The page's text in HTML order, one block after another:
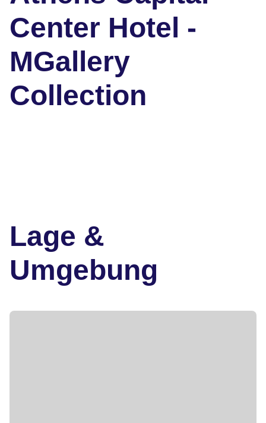
Center Hotel -
MGallery
Collection
Lage &
Umgebung